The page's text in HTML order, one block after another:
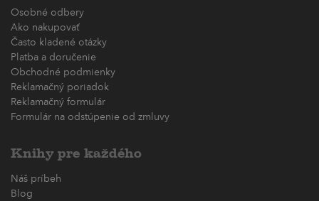
Osobné odbery
Ako nakupovať
Často kladené otázky
Platba a doručenie
Obchodné podmienky
Reklamačný poriadok
Reklamačný formulár
Formulár na odstúpenie od zmluvy
Knihy pre každého
Náš príbeh
Blog